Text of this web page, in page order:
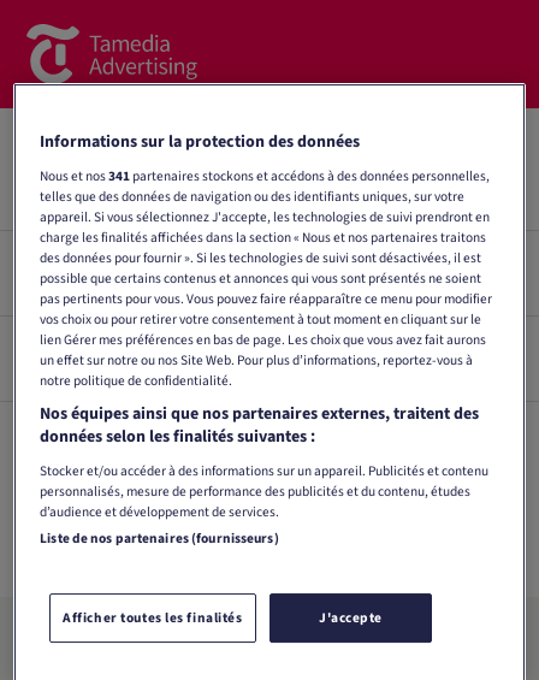
Brands
Commercial Content
Spotlight
News
Contact
À propos de nous
Formulaire de contact
Team
Newsletter Grüezi
Annonce avec image et texte
Image : 600 x 300 pixels (.png, .jpg ou .gif [sans animation],
100 Ko maximum) + texte facultatif de 350 caractères
maximum (espaces compris) + URL de destination
Breaking-Ad
Image : 600 x 200 pixels (.png ou .jpg, 60 Ko maximum) + URL
de destination
Informations sur la protection des données
Nous et nos341partenaires stockons et accédons à des données personnelles,
telles que des données de navigation ou des identifiants uniques, sur votre
appareil. Si vous sélectionnez J'accepte, les technologies de suivi prendront en
charge les finalités affichées dans la section « Nous et nos partenaires traitons
des données pour fournir ». Si les technologies de suivi sont désactivées, il est
possible que certains contenus et annonces qui vous sont présentés ne soient
pas pertinents pour vous. Vous pouvez faire réapparaître ce menu pour modifier
vos choix ou pour retirer votre consentement à tout moment en cliquant sur le
lien Gérer mes préférences en bas de page. Les choix que vous avez fait aurons
un effet sur notre ou nos Site Web. Pour plus d’informations, reportez-vous à
notre politique de confidentialité.
Nos équipes ainsi que nos partenaires externes, traitent des
données selon les finalités suivantes :
Stocker et/ou accéder à des informations sur un appareil. Publicités et contenu
personnalisés, mesure de performance des publicités et du contenu, études
d’audience et développement de services.
Liste de nos partenaires (fournisseurs)
Afficher toutes les finalités J'accepte